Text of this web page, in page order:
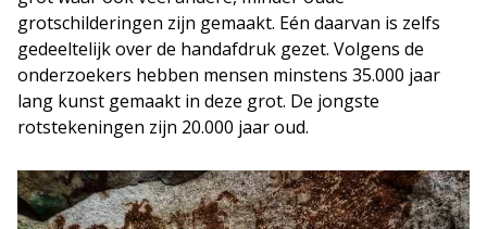
grotschilderingen zijn gemaakt. Eén daarvan is zelfs
gedeeltelijk over de handafdruk gezet. Volgens de
onderzoekers hebben mensen minstens 35.000 jaar
lang kunst gemaakt in deze grot. De jongste
rotstekeningen zijn 20.000 jaar oud.